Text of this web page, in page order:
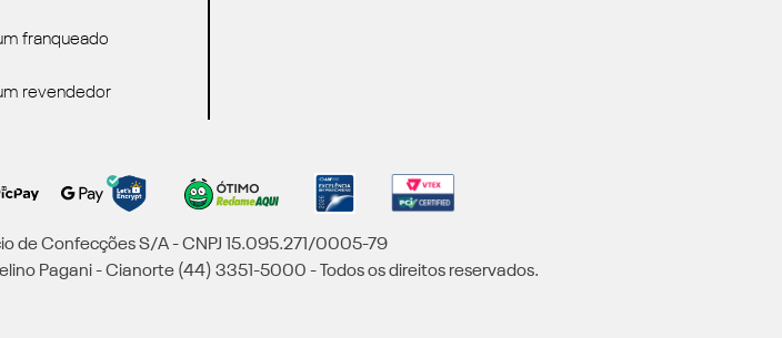
franqueado
revendedor
de Confecções S/A - CNPJ 15.095.271/0005-79
Pagani - Cianorte (44) 3351-5000 - Todos os direitos reservados.